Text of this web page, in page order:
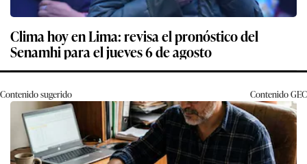
Clima hoy en Lima: revisa el pronóstico del
Senamhi para el jueves 6 de agosto
Contenido sugerido ContenidoGEC